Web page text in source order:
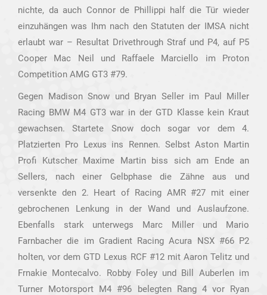
nichte, da auch Connor de Phillippi half die Tür wieder
einzuhängen was Ihm nach den Statuten der IMSA nicht
erlaubt war – Resultat Drivethrough Straf und P4, auf P5
Cooper Mac Neil und Raffaele Marciello im Proton
Competition AMG GT3 #79.
Gegen Madison Snow und Bryan Seller im Paul Miller
Racing BMW M4 GT3 war in der GTD Klasse kein Kraut
gewachsen. Startete Snow doch sogar vor dem 4.
Platzierten Pro Lexus ins Rennen. Selbst Aston Martin
Profi Kutscher Maxime Martin biss sich am Ende an
Sellers, nach einer Gelbphase die Zähne aus und
versenkte den 2. Heart of Racing AMR #27 mit einer
gebrochenen Lenkung in der Wand und Auslaufzone.
Ebenfalls stark unterwegs Marc Miller und Mario
Farnbacher die im Gradient Racing Acura NSX #66 P2
holten, vor dem GTD Lexus RCF #12 mit Aaron Telitz und
Frnakie Montecalvo. Robby Foley und Bill Auberlen im
Turner Motorsport M4 #96 belegten Rang 4 vor Ryan